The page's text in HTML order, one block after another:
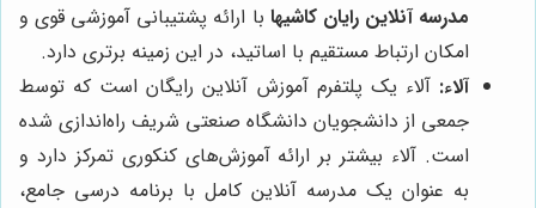
مدرسه آنلاین رایان کاشیها با ارائه پشتیبانی آموزشی قوی و
امکان ارتباط مستقیم با اساتید، در این زمینه برتری دارد.
آلاء: آلاء یک پلتفرم آموزش آنلاین رایگان است که توسط
جمعی از دانشجویان دانشگاه صنعتی شریف راه‌اندازی شده
است. آلاء بیشتر بر ارائه آموزش‌های کنکوری تمرکز دارد و
به عنوان یک مدرسه آنلاین کامل با برنامه درسی جامع،